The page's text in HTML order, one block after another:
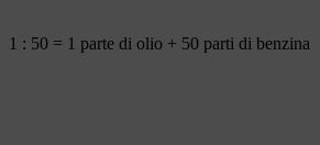
1 : 50 = 1 parte di olio + 50 parti di benzina